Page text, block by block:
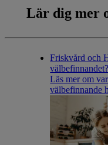
Lär dig mer
Friskvård och
Läs mer om
välbefinnande